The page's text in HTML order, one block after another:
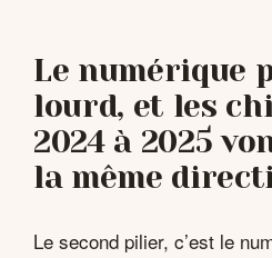
Le numérique
lourd, et les
2024 à 2025
la même
Le second pilier, c’est le